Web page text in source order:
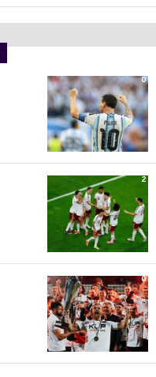
0
2
0